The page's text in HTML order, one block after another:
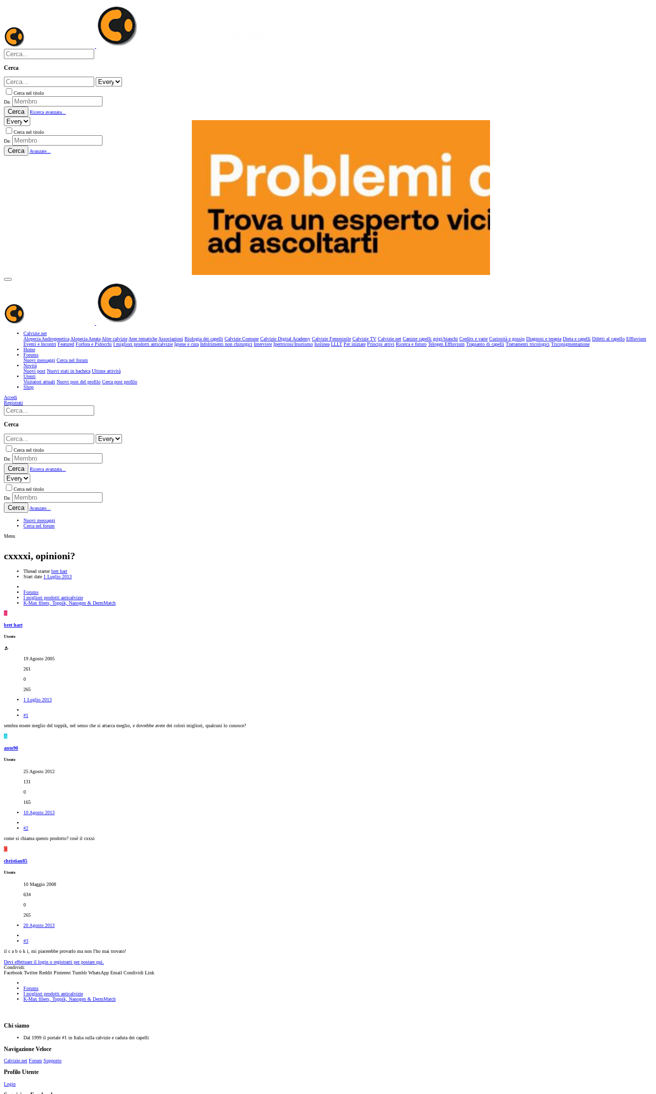
Cerca
Cerca nel titolo
Da:
Cerca Ricerca avanzata...
Cerca nel titolo
Da:
Cerca Avanzate...
Calvizie.net
Alopecia AndrogeneticaAlopecia AreataAltre calvizieAree tematicheAssociazioni Biologia dei capelli Calvizie Comune Calvizie Digital Academy Calvizie Femminile Calvizie TV Calvizie.net Canizie capelli grigi/bianchi Credits e varie Curiosità e gossip Diagnosi e terapia Dieta e capelli Difetti al capello Effluvium
Eventi e Incontri Featured Forfora e Pidocchi I migliori prodotti anticalvizie Igiene e cura Infoltimenti non chirurgici Interviste Ipertricosi/Irsutismo Isolinea LLLT Per iniziare Principi attivi Ricerca e futuro Telogen Effluvium Trapianto di capelli Trattamenti tricologici Tricopigmentazione
Home
Forums
Nuovi messaggi Cerca nel forum
Novità
Nuovi post Nuovi stati in bacheca Ultime attività
Utenti
Visitatori attuali Nuovi post del profilo Cerca post profilo
Shop
Accedi
Registrati
Cerca
Cerca nel titolo
Da:
Cerca Ricerca avanzata...
Cerca nel titolo
Da:
Cerca Avanzate...
Nuovi messaggi
Cerca nel forum
Menu
cxxxxi, opinioni?
Thread starter bret hart
Start date 1 Luglio 2013
Forums
I migliori prodotti anticalvizie
K-Max fibers, Toppik, Nanogen & DermMatch
B
bret hart
Utente
19 Agosto 2005
261
0
265
1 Luglio 2013
#1
sembra essere meglio del toppik, nel senso che si attacca meglio, e dovrebbe avere dei colori migliori, qualcuni lo conosce?
A
anto90
Utente
25 Agosto 2012
131
0
165
10 Agosto 2013
#2
come si chiama questo prodotto? cosè il cxxxi
C
christian85
Utente
10 Maggio 2008
634
0
265
20 Agosto 2013
#3
il c a b o k i, mi piacerebbe provarlo ma non l'ho mai trovato!
Devi effettuare il login o registrarti per postare qui.
Condividi:
Facebook Twitter Reddit Pinterest Tumblr WhatsApp Email Condividi Link
Forums
I migliori prodotti anticalvizie
K-Max fibers, Toppik, Nanogen & DermMatch
Chi siamo
Dal 1999 il portale #1 in Italia sulla calvizie e caduta dei capelli
Navigazione Veloce
Calvizie.net Forum Supporto
Profilo Utente
Login